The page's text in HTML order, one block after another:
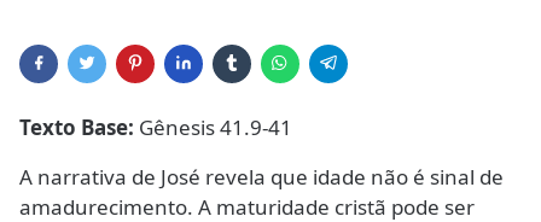
Texto Base: Gênesis 41.9-41
A narrativa de José revela que idade não é sinal de
amadurecimento. A maturidade cristã pode ser